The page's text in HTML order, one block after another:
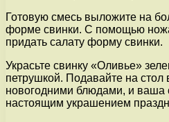
Готовую смесь выложите на
форме свинки. С помощью
придать салату форму свинки.
Украсьте свинку «Оливье»
петрушкой. Подавайте на стол
новогодними блюдами, и ваша
настоящим украшением